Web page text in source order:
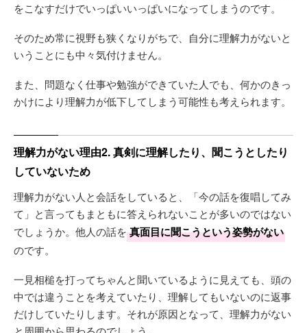
をこなすだけでいっぱいいっぱいになってしまうのです。
そのため常に視野も狭くなりがちで、自分に理解力がないと
いうことにも中々気付けません。
また、問題なく仕事や勉強ができていた人でも、何かのきっ
かけにより理解力が低下してしまう可能性も考えられます。
理解力がない理由2. 真剣に理解したり、聞こうとしたり
していないため
理解力がない人と会話をしていると、「今の話を復唱してみ
て」と言ってもまともに答えられないことが多いのではない
でしょうか。他人の話を 真面目に聞こうという姿勢がない
のです。
一見相槌を打ってちゃんと聞いているように見えても、頭の
中では違うことを考えていたり、理解してもいないのに返事
だけしていたりします。それが原因となって、理解力がない